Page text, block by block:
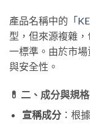
產品名稱中的 「
型，但來源複雜
一標準。由於市
與安全性。
💊 二、成分與規
宣稱成分：根